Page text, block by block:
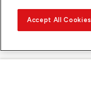
Accept All Cookies